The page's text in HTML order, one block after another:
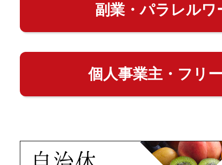
副業・パラレルワ
個人事業主・フリ